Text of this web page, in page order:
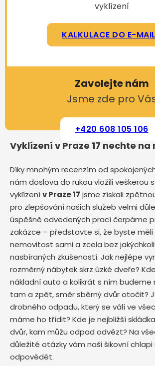
vyklízení
KALKULACE DO E-
Zavolejte nám
Jsme zde pro
+420 608 105 106
Vyklízení v Praze 17 nechte na
Díky mnohým recenzím od
nám doslova do rukou vložili veškerou
vyklízenív Praze 17 jsme získali
pro zlepšování našich služeb velmi
úspěšně odvedených prací čerpáme
zakázce – představte si, že byste měli
nemovitost sami a zcela bez
nasbíraných zkušeností. Jak nejlépe
rozměrný nábytek skrz úzké dveře?
nákladní auto a kolikrát s ním
tam a zpět, směr sběrný dvůr otočit?
drobného odpadu, který se válí ve
máme ho třídit? Kde je nejbližší
dvůr, kam můžu odpad odvézt? Na
důležité otázky vám naši šikovní chlapi
odpovědět.